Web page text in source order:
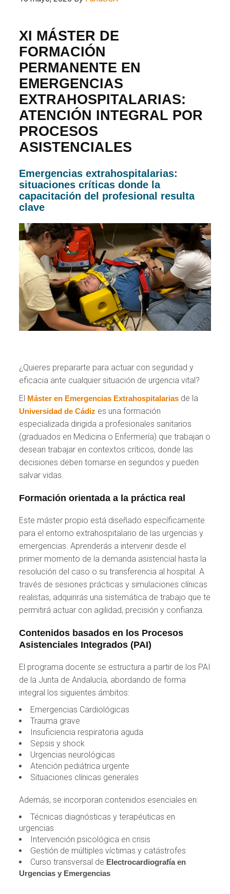
XI MÁSTER DE
FORMACIÓN
PERMANENTE EN
EMERGENCIAS
EXTRAHOSPITALARIAS:
ATENCIÓN INTEGRAL POR
PROCESOS
ASISTENCIALES
Emergencias extrahospitalarias:
situaciones críticas donde la
capacitación del profesional resulta
clave
¿Quieres prepararte para actuar con seguridad y
eficacia ante cualquier situación de urgencia vital?
El Máster en Emergencias Extrahospitalarias de la
Universidad de Cádiz es una formación
especializada dirigida a profesionales sanitarios
(graduados en Medicina o Enfermería) que trabajan o
desean trabajar en contextos críticos, donde las
decisiones deben tomarse en segundos y pueden
salvar vidas.
Formación orientada a la práctica real
Este máster propio está diseñado específicamente
para el entorno extrahospitalario de las urgencias y
emergencias. Aprenderás a intervenir desde el
primer momento de la demanda asistencial hasta la
resolución del caso o su transferencia al hospital. A
través de sesiones prácticas y simulaciones clínicas
realistas, adquirirás una sistemática de trabajo que te
permitirá actuar con agilidad, precisión y confianza.
Contenidos basados en los Procesos
Asistenciales Integrados (PAI)
El programa docente se estructura a partir de los PAI
de la Junta de Andalucía, abordando de forma
integral los siguientes ámbitos:
Emergencias Cardiológicas
Trauma grave
Insuficiencia respiratoria aguda
Sepsis y shock
Urgencias neurológicas
Atención pediátrica urgente
Situaciones clínicas generales
Además, se incorporan contenidos esenciales en:
Técnicas diagnósticas y terapéuticas en
urgencias
Intervención psicológica en crisis
Gestión de múltiples víctimas y catástrofes
Curso transversal de Electrocardiografía en
Urgencias y Emergencias